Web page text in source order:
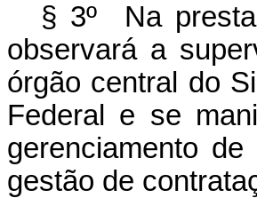
§ 3º Na
observará a
órgão central do
Federal e se
gerenciamento
gestão de